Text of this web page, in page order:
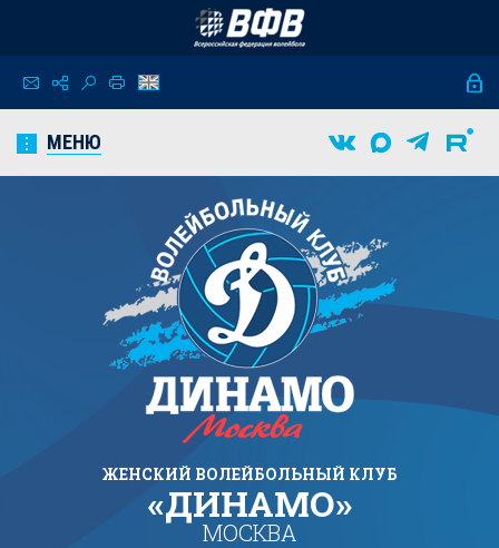
МЕНЮ
ЖЕНСКИЙ ВОЛЕЙБОЛЬНЫЙ КЛУБ
«ДИНАМО»
МОСКВА